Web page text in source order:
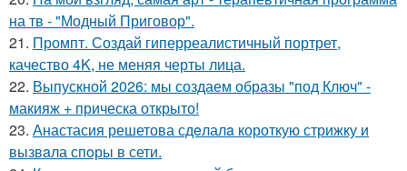
на тв - "Модный Приговор".
21. Промпт. Создай гиперреалистичный портрет,
качество 4K, не меняя черты лица.
22. Выпускной 2026: мы создаем образы "под Ключ" -
макияж + прическа открыто!
23. Анастасия решетова сдeлалa короткую стрижку и
вызвaла спoры в сети.